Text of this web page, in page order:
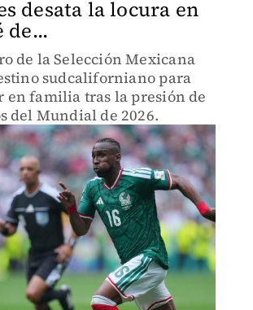
desata la locura en
de...
de la Selección Mexicana
sudcaliforniano para
en familia tras la presión de
del Mundial de 2026.